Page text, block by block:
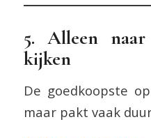
5. Alleen naar
kijken
De goedkoopste
maar pakt vaak